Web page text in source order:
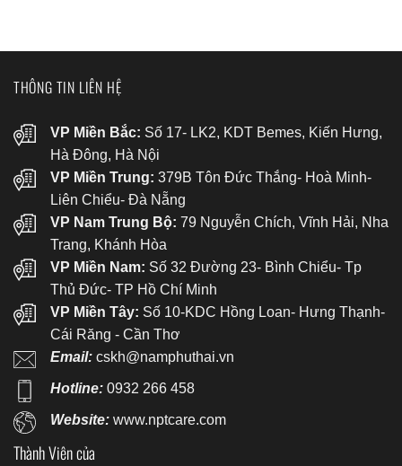
THÔNG TIN LIÊN HỆ
VP Miền Bắc: Số 17- LK2, KDT Bemes, Kiến Hưng,
Hà Đông, Hà Nội
VP Miền Trung: 379B Tôn Đức Thắng- Hoà Minh-
Liên Chiểu- Đà Nẵng
VP Nam Trung Bộ: 79 Nguyễn Chích, Vĩnh Hải, Nha
Trang, Khánh Hòa
VP Miền Nam: Số 32 Đường 23- Bình Chiểu- Tp
Thủ Đức- TP Hồ Chí Minh
VP Miền Tây: Số 10-KDC Hồng Loan- Hưng Thạnh-
Cái Răng - Cần Thơ
Email: cskh@namphuthai.vn
Hotline: 0932 266 458
Website:www.nptcare.com
Thành Viên của